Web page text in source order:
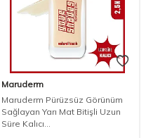
Maruderm
Maruderm Pürüzsüz Görünüm
Sağlayan Yarı Mat Bitişli Uzun
Süre Kalıcı...